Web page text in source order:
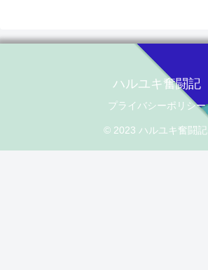
ハルユキ奮闘記
プライバシーポリシー
© 2023 ハルユキ奮闘記.